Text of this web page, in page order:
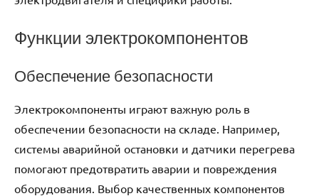
Функции электрокомпонентов
Обеспечение безопасности
Электрокомпоненты играют важную роль в
обеспечении безопасности на складе. Например,
системы аварийной остановки и датчики перегрева
помогают предотвратить аварии и повреждения
оборудования. Выбор качественных компонентов